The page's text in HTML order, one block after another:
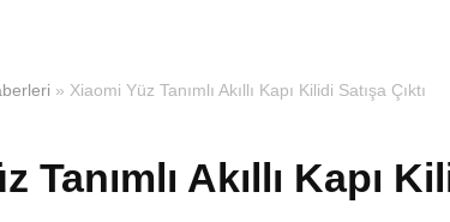
» Xiaomi Yüz Tanımlı Akıllı Kapı Kilidi Satışa Çıktı
Tanımlı Akıllı Kapı